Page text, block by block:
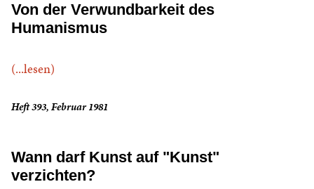
Von der Verwundbarkeit des
Humanismus
(...lesen)
Heft 393, Februar 1981
Wann darf Kunst auf "Kunst"
verzichten?